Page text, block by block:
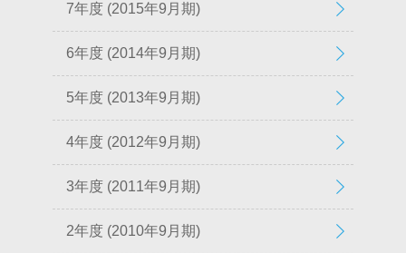
7年度 (2015年9月期)
6年度 (2014年9月期)
5年度 (2013年9月期)
4年度 (2012年9月期)
3年度 (2011年9月期)
2年度 (2010年9月期)